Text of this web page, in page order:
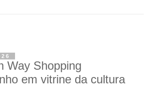
Way Shopping
em vitrine da cultura